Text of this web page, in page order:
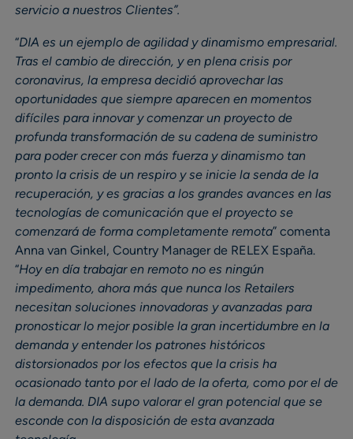
servicio a nuestros Clientes”.
“DIA es un ejemplo de agilidad y dinamismo empresarial.
Tras el cambio de dirección, y en plena crisis por
coronavirus, la empresa decidió aprovechar las
oportunidades que siempre aparecen en momentos
difíciles para innovar y comenzar un proyecto de
profunda transformación de su cadena de suministro
para poder crecer con más fuerza y dinamismo tan
pronto la crisis de un respiro y se inicie la senda de la
recuperación, y es gracias a los grandes avances en las
tecnologías de comunicación que el proyecto se
comenzará de forma completamente remota” comenta
Anna van Ginkel, Country Manager de RELEX España.
“Hoy en día trabajar en remoto no es ningún
impedimento, ahora más que nunca los Retailers
necesitan soluciones innovadoras y avanzadas para
pronosticar lo mejor posible la gran incertidumbre en la
demanda y entender los patrones históricos
distorsionados por los efectos que la crisis ha
ocasionado tanto por el lado de la oferta, como por el de
la demanda. DIA supo valorar el gran potencial que se
esconde con la disposición de esta avanzada